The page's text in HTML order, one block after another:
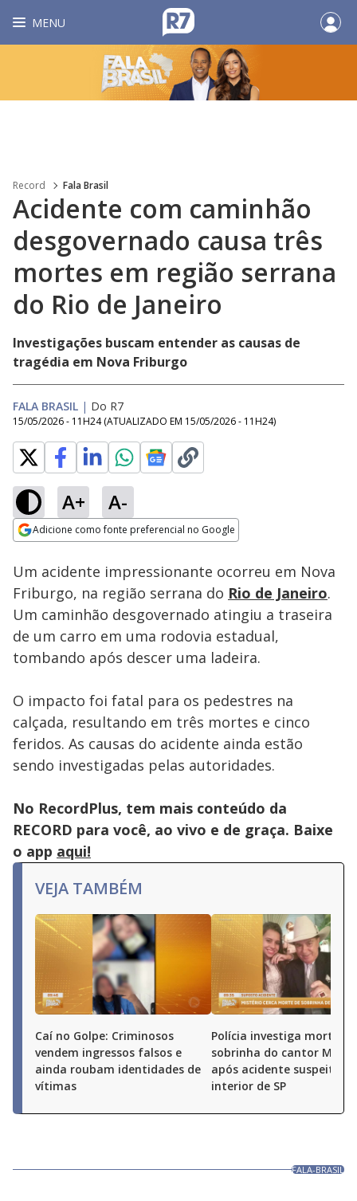
MENU
Record Fala Brasil
Acidente com caminhão
desgovernado causa três
mortes em região serrana
do Rio de Janeiro
Investigações buscam entender as causas de
tragédia em Nova Friburgo
FALA BRASIL | Do R7
15/05/2026 - 11H24 (ATUALIZADO EM 15/05/2026 - 11H24)
A+ A-
Adicione como fonte preferencial no Google
Ativar
100.00%
Um acidente impressionante ocorreu em Nova
Friburgo, na região serrana do Rio de Janeiro.
Um caminhão desgovernado atingiu a traseira
de um carro em uma rodovia estadual,
tombando após descer uma ladeira.
O impacto foi fatal para os pedestres na
calçada, resultando em três mortes e cinco
feridos. As causas do acidente ainda estão
sendo investigadas pelas autoridades.
No RecordPlus, tem mais conteúdo da
RECORD para você, ao vivo e de graça. Baixe
o app aqui!
VEJA TAMBÉM
Caí no Golpe: Criminosos
vendem ingressos falsos e
ainda roubam identidades de
vítimas
Polícia investiga morte de
sobrinha do cantor
após acidente suspeito
interior de SP
FALA-BRASIL